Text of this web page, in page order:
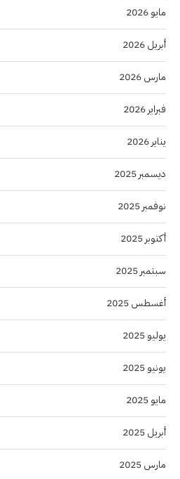
مايو 2026
أبريل 2026
مارس 2026
فبراير 2026
يناير 2026
ديسمبر 2025
نوفمبر 2025
أكتوبر 2025
سبتمبر 2025
أغسطس 2025
يوليو 2025
يونيو 2025
مايو 2025
أبريل 2025
مارس 2025